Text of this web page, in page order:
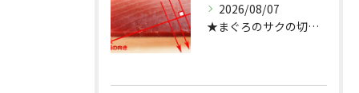
2026/08/07
★まぐろのサクの切り方★